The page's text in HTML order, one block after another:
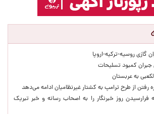
گازی روسیه-ترکیه-اروپا
جبران کمبود تسلیحات
به عربستان
رفتن از طرح ترامپ به کشتار غیرنظامیان ادامه می‌دهد
روز خبرنگار را به اصحاب رسانه و خبر تبریک